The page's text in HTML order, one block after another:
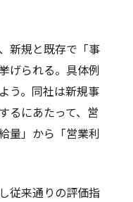
新規と既存で「事
げられる。具体例
う。同社は新規事
るにあたって、営
量」から「営業利
従来通りの評価指